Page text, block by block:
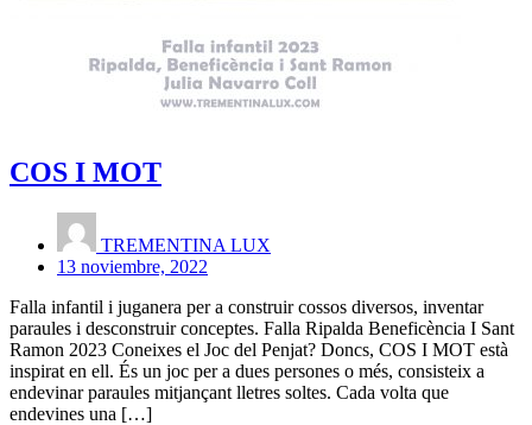
COS I MOT
TREMENTINA LUX
13 noviembre, 2022
Falla infantil i juganera per a construir cossos diversos, inventar
paraules i desconstruir conceptes. Falla Ripalda Beneficència I Sant
Ramon 2023 Coneixes el Joc del Penjat? Doncs, COS I MOT està
inspirat en ell. És un joc per a dues persones o més, consisteix a
endevinar paraules mitjançant lletres soltes. Cada volta que
endevines una […]